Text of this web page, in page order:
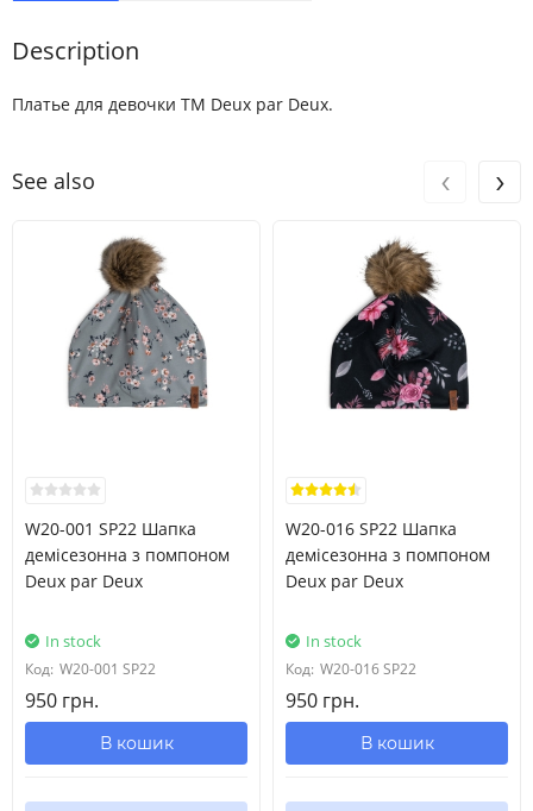
Description
Платье для девочки ТМ Deux par Deux.
See also
W20-001 SP22 Шапка
демісезонна з помпоном
Deux par Deux
In stock
Код: W20-001 SP22
950 грн.
В кошик
W20-016 SP22 Шапка
демісезонна з помпоном
Deux par Deux
In stock
Код: W20-016 SP22
950 грн.
В кошик
‹ ›